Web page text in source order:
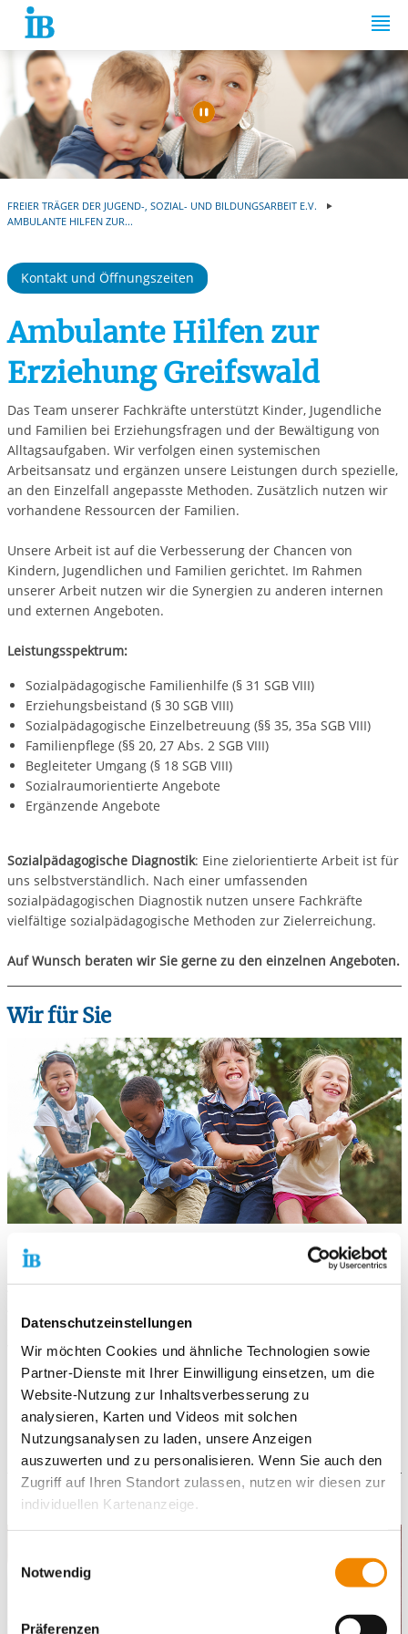
Datenschutzeinstellungen
Wir möchten Cookies und ähnliche Technologien sowie
Partner-Dienste mit Ihrer Einwilligung einsetzen, um die
Website-Nutzung zur Inhaltsverbesserung zu
analysieren, Karten und Videos mit solchen
Nutzungsanalysen zu laden, unsere Anzeigen
auszuwerten und zu personalisieren. Wenn Sie auch den
Zugriff auf Ihren Standort zulassen, nutzen wir diesen zur
individuellen Kartenanzeige.
unsere Partner Daten wie Ihre IP-Adresse und
verarbeiten diese zusammen mit Daten von anderen
Websites. Die Partner erkennen mitunter auch, wenn Sie
Notwendig
Präferenzen
Springe zum Inhalt
Automatische
FREIER TRÄGER DER JUGEND-, SOZIAL- UND BILDUNGSARBEIT E.V.
AMBULANTE HILFEN ZUR...
Kontakt und Öffnungszeiten
Ambulante Hilfen zur
Erziehung Greifswald
Das Team unserer Fachkräfte unterstützt Kinder, Jugendliche
und Familien bei Erziehungsfragen und der Bewältigung von
Alltagsaufgaben. Wir verfolgen einen systemischen
Arbeitsansatz und ergänzen unsere Leistungen durch spezielle,
an den Einzelfall angepasste Methoden. Zusätzlich nutzen wir
vorhandene Ressourcen der Familien.
Unsere Arbeit ist auf die Verbesserung der Chancen von
Kindern, Jugendlichen und Familien gerichtet. Im Rahmen
unserer Arbeit nutzen wir die Synergien zu anderen internen
und externen Angeboten.
Leistungsspektrum:
Sozialpädagogische Familienhilfe (§ 31 SGB VIII)
Erziehungsbeistand (§ 30 SGB VIII)
Sozialpädagogische Einzelbetreuung (§§ 35, 35a SGB VIII)
Familienpflege (§§ 20, 27 Abs. 2 SGB VIII)
Begleiteter Umgang (§ 18 SGB VIII)
Sozialraumorientierte Angebote
Ergänzende Angebote
Sozialpädagogische Diagnostik: Eine zielorientierte Arbeit ist für
uns selbstverständlich. Nach einer umfassenden
sozialpädagogischen Diagnostik nutzen unsere Fachkräfte
vielfältige sozialpädagogische Methoden zur Zielerreichung.
Auf Wunsch beraten wir Sie gerne zu den einzelnen Angeboten.
Wir für Sie
Das Team unserer Fachkräfte unterstützt Kinder, Jugendliche
und Familien bei Erziehungsfragen und der Bewältigung von
Alltagsaufgaben. Wir verfolgen einen systemischen
an den Einzelfall angepasste Methoden. Zusätzlich nutzen wir
vorhandene Ressourcen der Familien.
Unsere Arbeit ist auf die Verbesserung der Chancen von
Kindern, Jugendlichen und Familien gerichtet. Im Rahmen
unserer Arbeit nutzen wir die Synergien zu anderen internen
und externen Angeboten.
Leistungsspektrum